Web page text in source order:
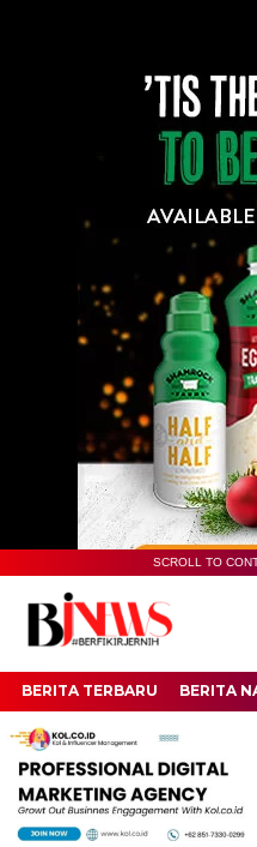
SCROLL TO
BERITA TERBARU BERITA